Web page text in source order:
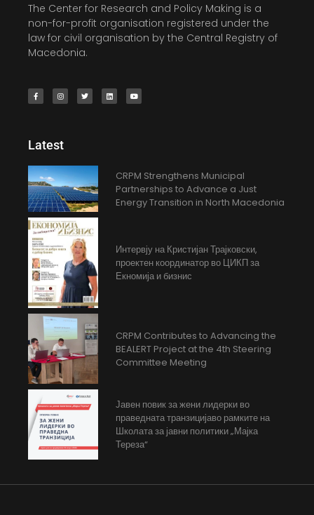
The Center for Research and Policy Making is a
non-for-profit organisation registered under the
law for civil organisation by the Central Registry of
Macedonia.
Latest
CRPM Strengthens Municipal
Partnerships to Advance a Just
Energy Transition in North Macedonia
Интервју на Кристијан Трајковски,
проектен координатор во ЦИКП за
Екномија и бизнис
CRPM Contributes to Advancing the
BEALERT Project at the 4th Steering
Committee Meeting
Јавен повик за жени лидерки во
праведната транзицијаво рамките на
Школата за јавни политики „Мајка
Тереза“